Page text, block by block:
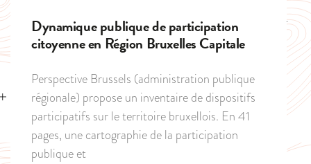
Dynamique publique de participation
citoyenne en Région Bruxelles Capitale
Perspective Brussels (administration publique
régionale) propose un inventaire de dispositifs
participatifs sur le territoire bruxellois. En 41
pages, une cartographie de la participation
publique et